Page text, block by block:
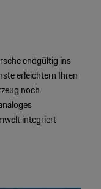
endgültig ins
erleichtern Ihren
noch
integriert